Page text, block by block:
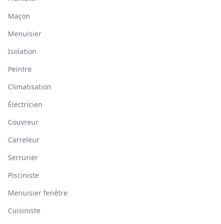
Maçon
Menuisier
Isolation
Peintre
Climatisation
Électricien
Couvreur
Carreleur
Serrurier
Pisciniste
Menuisier fenêtre
Cuisiniste